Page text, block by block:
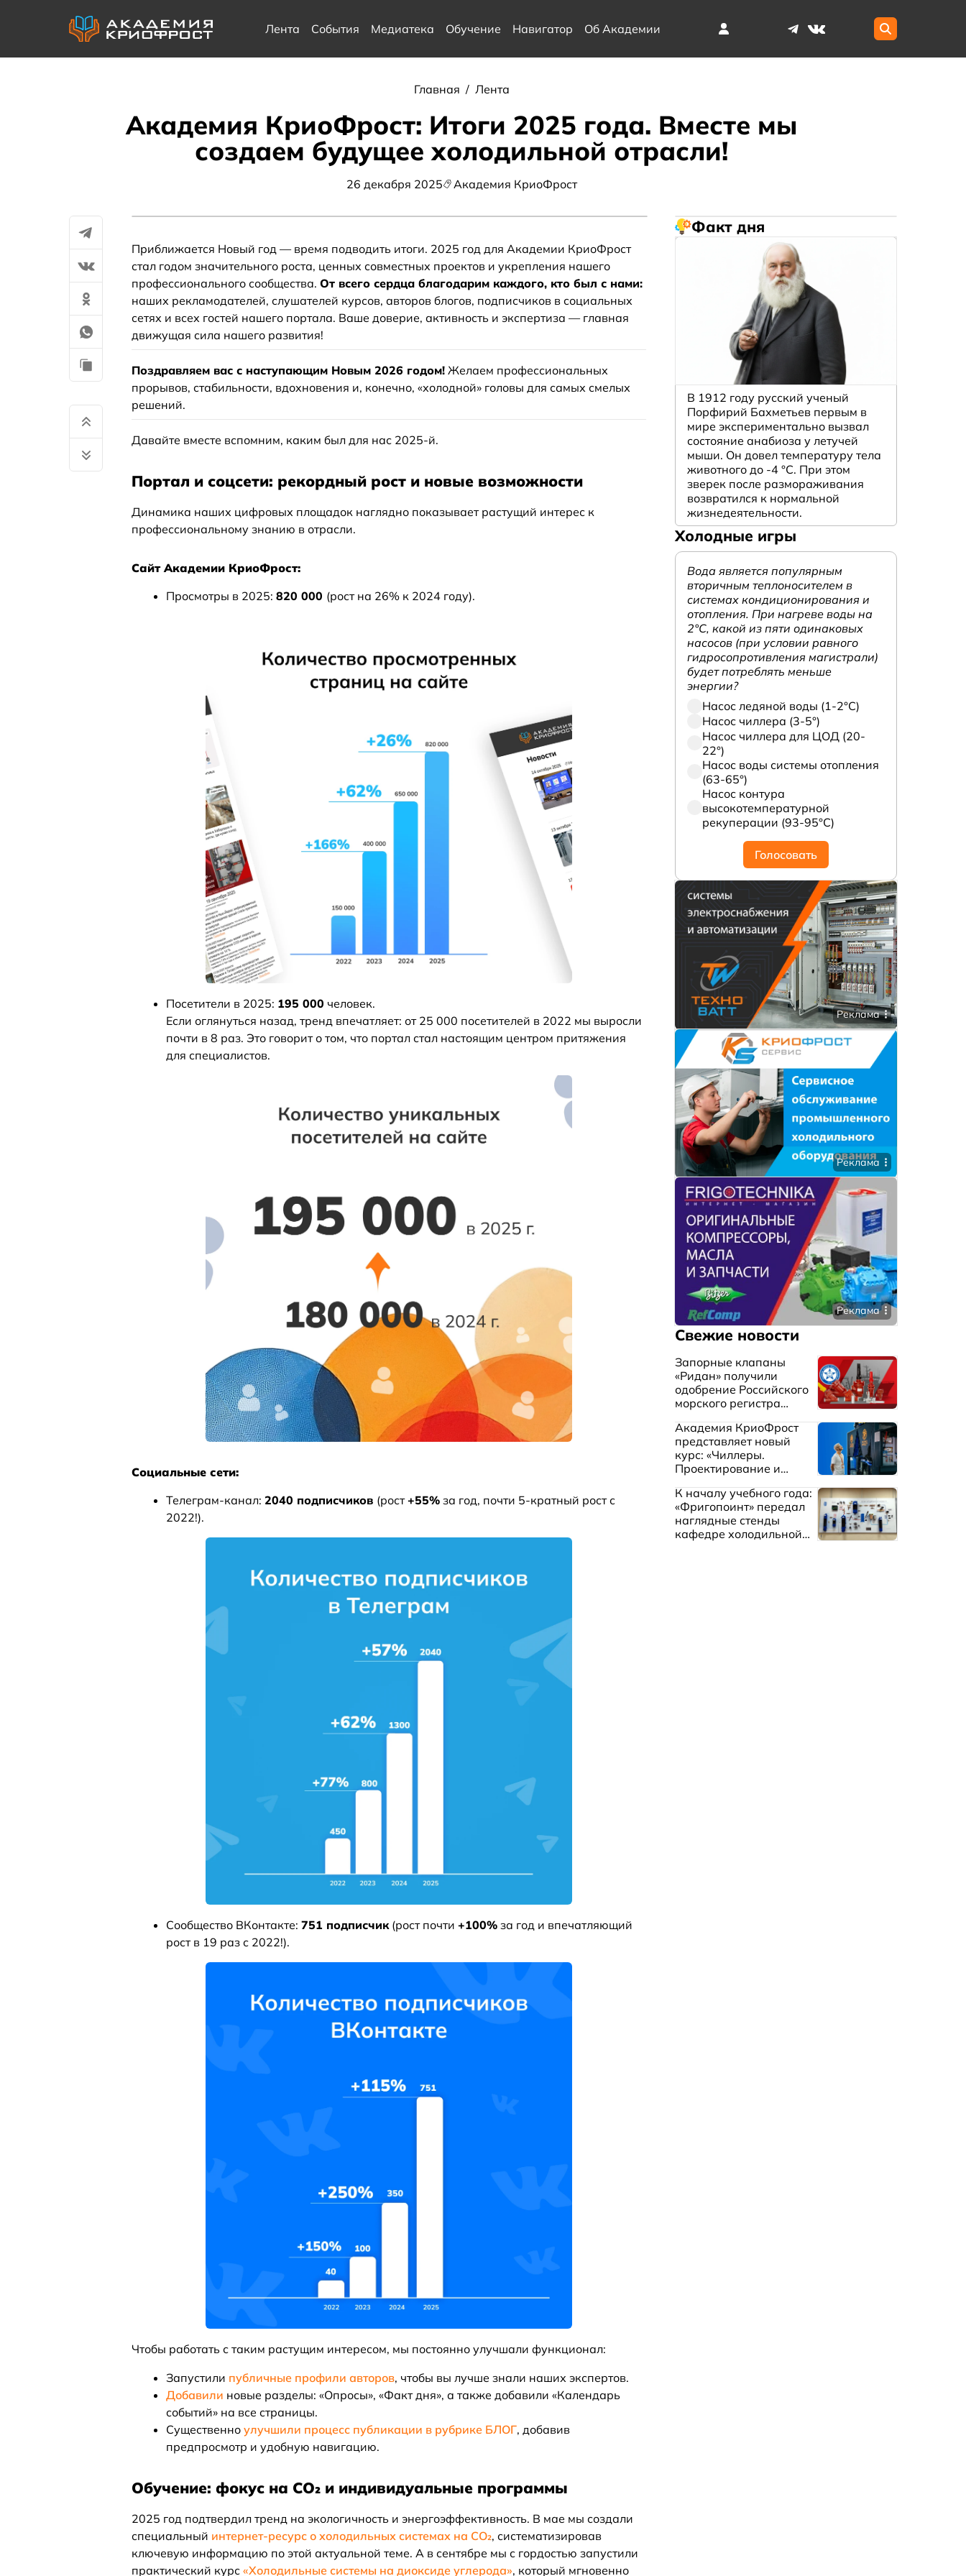
Лента События Медиатека Обучение Навигатор Об Академии
Главная / Лента
Академия КриоФрост: Итоги 2025 года. Вместе мы
создаем будущее холодильной отрасли!
26 декабря 2025 Академия КриоФрост
Приближается Новый год — время подводить итоги. 2025 год для Академии КриоФрост
стал годом значительного роста, ценных совместных проектов и укрепления нашего
профессионального сообщества. От всего сердца благодарим каждого, кто был с нами:
наших рекламодателей, слушателей курсов, авторов блогов, подписчиков в социальных
сетях и всех гостей нашего портала. Ваше доверие, активность и экспертиза — главная
движущая сила нашего развития!
Поздравляем вас с наступающим Новым 2026 годом! Желаем профессиональных
прорывов, стабильности, вдохновения и, конечно, «холодной» головы для самых смелых
решений.
Давайте вместе вспомним, каким был для нас 2025-й.
Портал и соцсети: рекордный рост и новые возможности
Динамика наших цифровых площадок наглядно показывает растущий интерес к
профессиональному знанию в отрасли.
Сайт Академии КриоФрост:
Просмотры в 2025: 820 000 (рост на 26% к 2024 году).
Посетители в 2025: 195 000 человек.
Если оглянуться назад, тренд впечатляет: от 25 000 посетителей в 2022 мы выросли
почти в 8 раз. Это говорит о том, что портал стал настоящим центром притяжения
для специалистов.
Социальные сети:
Телеграм-канал: 2040 подписчиков (рост+55% за год, почти 5-кратный рост с
2022!).
Сообщество ВКонтакте: 751 подписчик (рост почти +100% за год и впечатляющий
рост в 19 раз с 2022!).
Чтобы работать с таким растущим интересом, мы постоянно улучшали функционал:
Запустили публичные профили авторов, чтобы вы лучше знали наших экспертов.
Добавили новые разделы: «Опросы», «Факт дня», а также добавили «Календарь
событий» на все страницы.
Существенно улучшили процесс публикации в рубрике БЛОГ, добавив
предпросмотр и удобную навигацию.
Обучение: фокус на CO₂ и индивидуальные программы
2025 год подтвердил тренд на экологичность и энергоэффективность. В мае мы создали
специальный интернет-ресурс о холодильных системах на CO₂, систематизировав
ключевую информацию по этой актуальной теме. А в сентябре мы с гордостью запустили
практический курс «Холодильные системы на диоксиде углерода», который мгновенно
Факт дня
В 1912 году русский ученый
Порфирий Бахметьев первым в
мире экспериментально вызвал
состояние анабиоза у летучей
мыши. Он довел температуру тела
животного до -4 °C. При этом
зверек после размораживания
возвратился к нормальной
жизнедеятельности.
Холодные игры
Вода является популярным
вторичным теплоносителем в
системах кондиционирования и
отопления. При нагреве воды на
2°С, какой из пяти одинаковых
насосов (при условии равного
гидросопротивления магистрали)
будет потреблять меньше
энергии?
Насос ледяной воды (1-2°С)
Насос чиллера (3-5°)
Насос чиллера для ЦОД (20-
22°)
Насос воды системы отопления
(63-65°)
Насос контура
высокотемпературной
рекуперации (93-95°С)
Голосовать
Реклама
Реклама
Реклама
Свежие новости
Запорные клапаны
«Ридан» получили
одобрение Российского
морского регистра
Академия КриоФрост
представляет новый
курс: «Чиллеры.
Проектирование и
охлаждения жидкостей»
К началу учебного года:
«Фригопоинт» передал
наглядные стенды
кафедре холодильной